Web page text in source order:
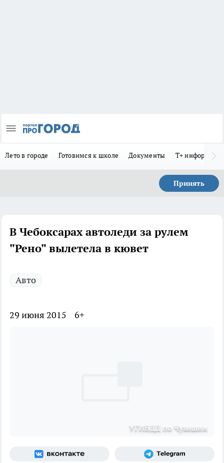
Лето в городе Готовимся к школе Документы Т+
Принять
В Чебоксарах автоледи за рулем
"Рено" вылетела в кювет
Авто
29 июня 2015 6+
УГИБДД по Чувашии